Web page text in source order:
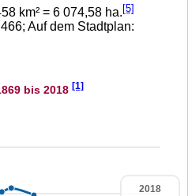
km² = 6 074,58 ha. [5]
; Auf dem Stadtplan:
bis 2018 [1]
2018